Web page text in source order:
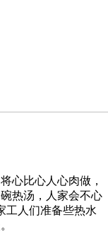
心比心人心肉做，
热汤，人家会不心
工人们准备些热水